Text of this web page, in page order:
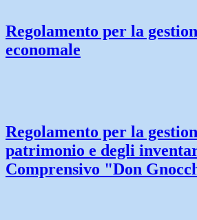
Regolamento per la
economale
Regolamento per la
patrimonio e degli
Comprensivo "Don